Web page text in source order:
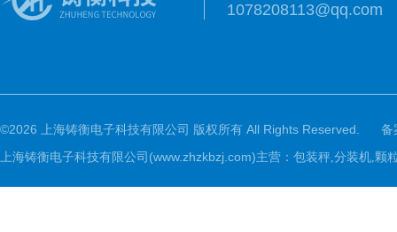
1078208113@qq.com
©2026 上海铸衡电子科技有限公司 版权所有 All Rights Reserved.
备
上海铸衡电子科技有限公司(www.zhzkbzj.com)主营： 包装秤,分装机,颗